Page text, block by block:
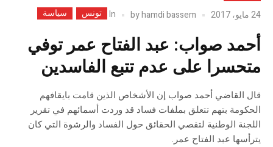
24 مايو، 2017 byhamdi bassem
In تونس سياسة
أحمد صواب: عبد الفتاح عمر توفي
متحسرا على عدم تتبع الفاسدين
قال القاضي أحمد صواب إن الأشخاص الذين قامت بايقافهم
الحكومة بتهم تتعلق بملفات فساد قد وردت أسمائهم في تقرير
اللجنة الوطنية لتقصي الحقائق حول الفساد والرشوة التي كان
يترأسها عبد الفتاح عمر.